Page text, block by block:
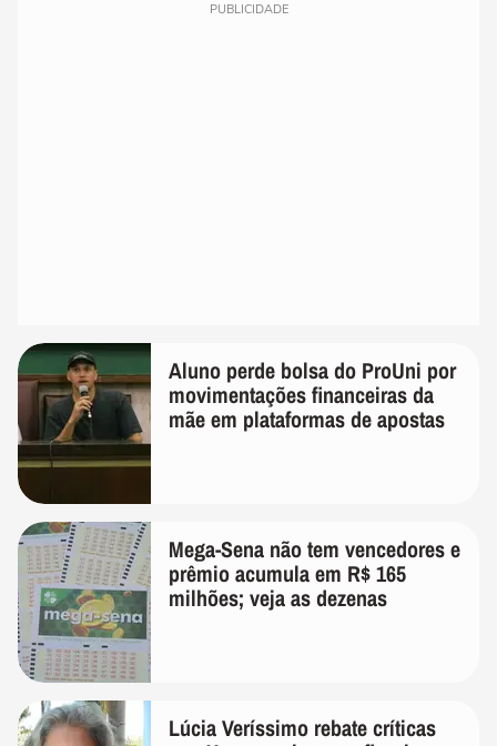
PUBLICIDADE
Aluno perde bolsa do ProUni por
movimentações financeiras da
mãe em plataformas de apostas
Mega-Sena não tem vencedores e
prêmio acumula em R$ 165
milhões; veja as dezenas
Lúcia Veríssimo rebate críticas